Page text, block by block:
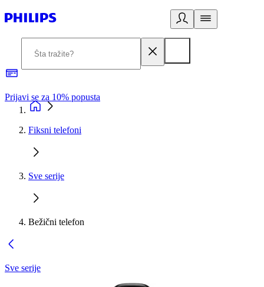
Prijavi se za 10% popusta
Fiksni telefoni
Sve serije
Bežični telefon
Sve serije